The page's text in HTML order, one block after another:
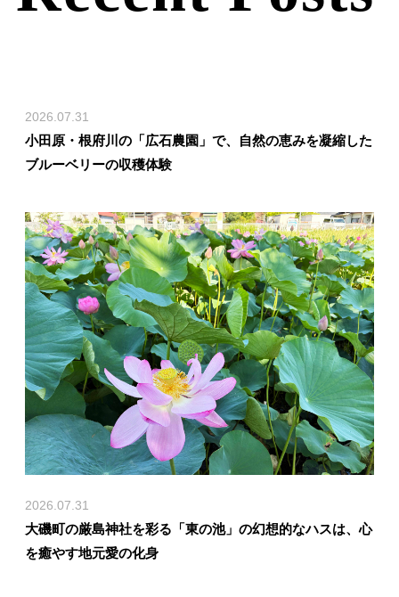
2026.07.31
小田原・根府川の「広石農園」で、自然の恵みを凝縮した
ブルーベリーの収穫体験
2026.07.31
大磯町の厳島神社を彩る「東の池」の幻想的なハスは、心
を癒やす地元愛の化身